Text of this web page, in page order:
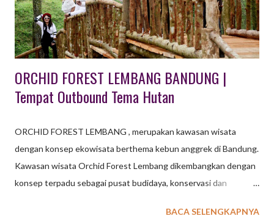
ditawarkan, antara lain: premier room, premier room plus sarapan
pagi, club premier, premier room plus 2 tiket Trans...
ORCHID FOREST LEMBANG BANDUNG |
Tempat Outbound Tema Hutan
ORCHID FOREST LEMBANG , merupakan kawasan wisata
dengan konsep ekowisata berthema kebun anggrek di Bandung.
Kawasan wisata Orchid Forest Lembang dikembangkan dengan
konsep terpadu sebagai pusat budidaya, konservasi dan
BACA SELENGKAPNYA